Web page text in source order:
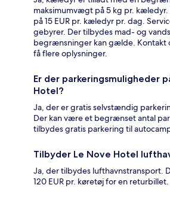
maksimumvægt på 5 kg pr.
på 15 EUR pr. kæledyr pr. dag.
gebyrer. Der tilbydes mad- og
begrænsninger kan gælde. Kontakt
få flere oplysninger.
Er der parkeringsmuligheder
Hotel?
Ja, der er gratis selvstændig
Der kan være et begrænset antal
tilbydes gratis parkering til
Tilbyder Le Nove Hotel
Ja, der tilbydes lufthavnstransport.
120 EUR pr. køretøj for en returbillet.